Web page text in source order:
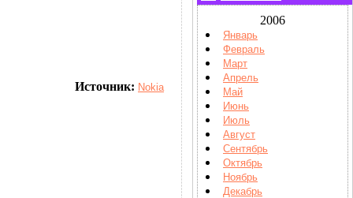
Источник: Nokia
2006
Январь
Февраль
Март
Апрель
Май
Июнь
Июль
Август
Сентябрь
Октябрь
Ноябрь
Декабрь